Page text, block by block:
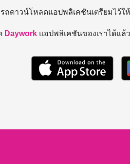
ถดาวน์โหลดแอปพลิเคชันเตรียมไว้ใ
Daywork แอปพลิเคชันของเราได้แล้